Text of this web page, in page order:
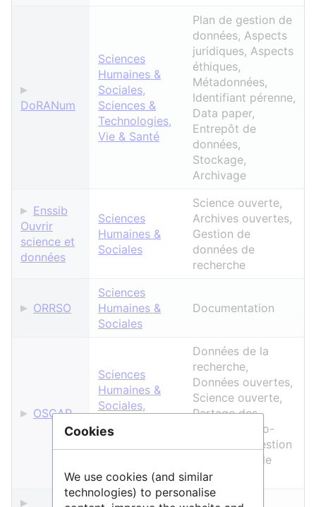
DoRANum
Sciences
Humaines &
Sociales,
Sciences &
Technologies,
Vie & Santé
Plan de gestion de
données, Aspects
juridiques, Aspects
éthiques,
Métadonnées,
Identifiant pérenne,
Data paper,
Entrepôt de
données,
Stockage,
Archivage
Enssib
Ouvrir
science et
données
Sciences
Humaines &
Sociales
Science ouverte,
Archives ouvertes,
Gestion de
données de
recherche
ORRSO
Sciences
Humaines &
Sociales
Documentation
OSCAR
Sciences
Humaines &
Sociales,
Technologies
Vie & Santé
Données de la
recherche,
Données ouvertes,
Science ouverte,
Partage des
données, Auto-
formation, Gestion
de données de
recherche
Cookies
We use cookies (and similar
technologies) to personalise